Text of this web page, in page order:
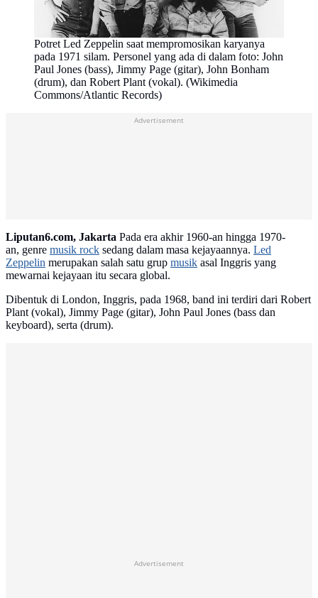
Potret Led Zeppelin saat mempromosikan karyanya
pada 1971 silam. Personel yang ada di dalam foto: John
Paul Jones (bass), Jimmy Page (gitar), John Bonham
(drum), dan Robert Plant (vokal). (Wikimedia
Commons/Atlantic Records)
Advertisement
Liputan6.com, Jakarta Pada era akhir 1960-an hingga 1970-
an, genre musik rock sedang dalam masa kejayaannya. Led
Zeppelin merupakan salah satu grup musik asal Inggris yang
mewarnai kejayaan itu secara global.
Dibentuk di London, Inggris, pada 1968, band ini terdiri dari Robert
Plant (vokal), Jimmy Page (gitar), John Paul Jones (bass dan
keyboard), serta (drum).
Advertisement